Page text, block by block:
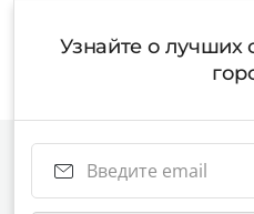
Узнайте о лучших